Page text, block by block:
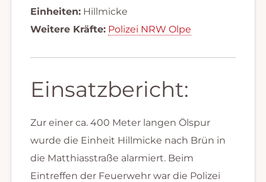
Einheiten:Hillmicke
Weitere Kräfte: Polizei NRW Olpe
Einsatzbericht:
Zur einer ca. 400 Meter langen Ölspur
wurde die Einheit Hillmicke nach Brün in
die Matthiasstraße alarmiert. Beim
Eintreffen der Feuerwehr war die Polizei